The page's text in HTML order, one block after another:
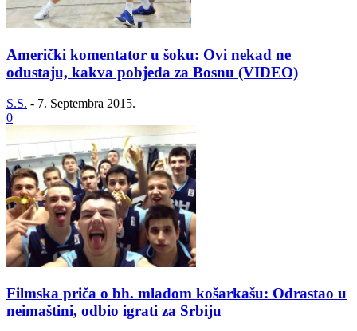
Američki komentator u šoku: Ovi nekad ne
odustaju, kakva pobjeda za Bosnu (VIDEO)
S.S. - 7. Septembra 2015.
0
Filmska priča o bh. mladom košarkašu: Odrastao u
neimaštini, odbio igrati za Srbiju